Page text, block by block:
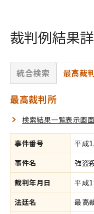
裁判例結果
統合検索 最高裁
最高裁判所
検索結果一覧表示画
事件番号
平成
事件名
強盗
裁判年月日
平成
法廷名
最高